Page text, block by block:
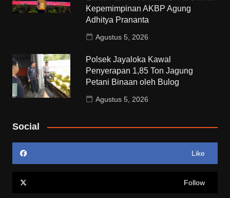
Kepemimpinan AKBP Agung
Adhitya Prananta
Agustus 5, 2026
Polsek Jayaloka Kawal
Penyerapan 1,85 Ton Jagung
Petani Binaan oleh Bulog
Agustus 5, 2026
Social
Like
Follow